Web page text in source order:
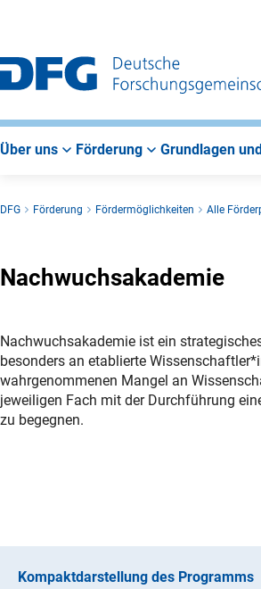
Über uns Förderung Grundlagen
DFG Förderung Fördermöglichkeiten Alle
Nachwuchsakademie
Nachwuchsakademie ist ein
besonders an etablierte
wahrgenommenen Mangel an
jeweiligen Fach mit der Durchführung
zu begegnen.
Kompaktdarstellung des Programms